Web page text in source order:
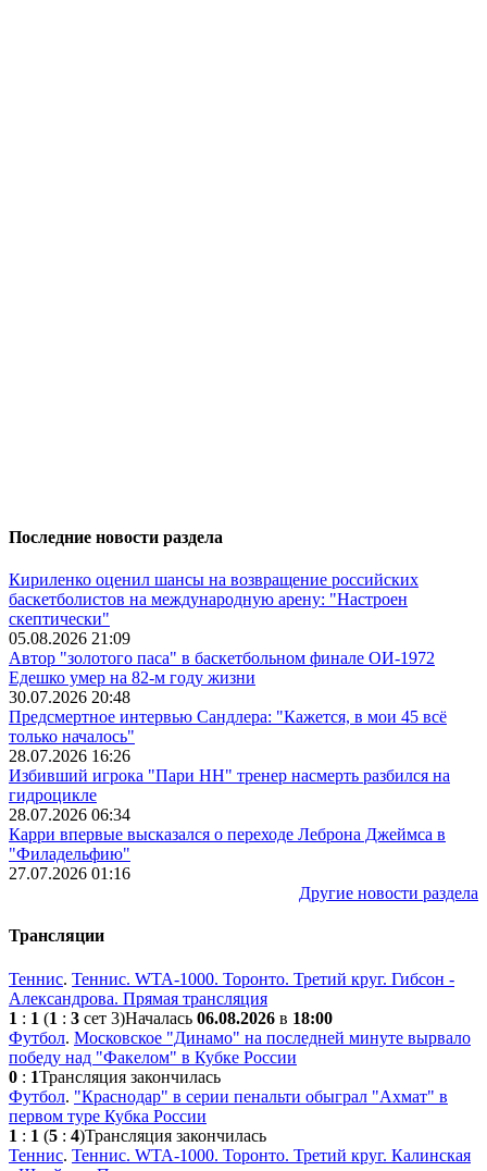
Последние новости раздела
Кириленко оценил шансы на возвращение российских
баскетболистов на международную арену: "Настроен
скептически"
05.08.2026 21:09
Автор "золотого паса" в баскетбольном финале ОИ-1972
Едешко умер на 82-м году жизни
30.07.2026 20:48
Предсмертное интервью Сандлера: "Кажется, в мои 45 всё
только началось"
28.07.2026 16:26
Избивший игрока "Пари НН" тренер насмерть разбился на
гидроцикле
28.07.2026 06:34
Карри впервые высказался о переходе Леброна Джеймса в
"Филадельфию"
27.07.2026 01:16
Другие новости раздела
Трансляции
Теннис. Теннис. WTA-1000. Торонто. Третий круг. Гибсон -
Александрова. Прямая трансляция
1 : 1 (1 : 3 сет 3)Началась 06.08.2026 в 18:00
Футбол. Московское "Динамо" на последней минуте вырвало
победу над "Факелом" в Кубке России
0 : 1Трансляция закончилась
Футбол. "Краснодар" в серии пенальти обыграл "Ахмат" в
первом туре Кубка России
1 : 1 (5 : 4)Трансляция закончилась
Теннис. Теннис. WTA-1000. Торонто. Третий круг. Калинская